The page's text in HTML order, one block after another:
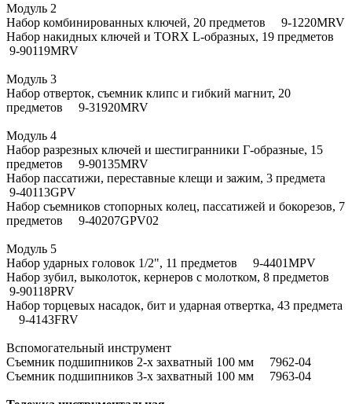
Модуль 2
Набор комбинированных ключей, 20 предметов 9-1220MRV
Набор накидных ключей и TORX L-образных, 19 предметов
9-90119MRV
Модуль 3
Набор отверток, съемник клипс и гибкий магнит, 20
предметов 9-31920MRV
Модуль 4
Набор разрезных ключей и шестигранники Г-образные, 15
предметов 9-90135MRV
Набор пассатижи, переставные клещи и зажим, 3 предмета
9-40113GPV
Набор съемников стопорных колец, пассатижей и бокорезов, 7
предметов 9-40207GPV02
Модуль 5
Набор ударных головок 1/2", 11 предметов 9-4401MPV
Набор зубил, выколоток, кернеров с молотком, 8 предметов
9-90118PRV
Набор торцевых насадок, бит и ударная отвертка, 43 предмета
9-4143FRV
Вспомогательный инструмент
Съемник подшипников 2-х захватный 100 мм 7962-04
Съемник подшипников 3-х захватный 100 мм 7963-04